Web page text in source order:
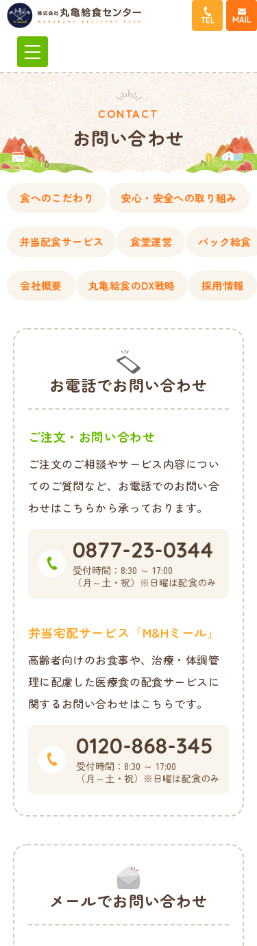
コ
ン
キ
ッ
プ
TEL MAIL
CONTACT
お問い合わせ
食へのこだわり 安心・安全への取り組み
弁当配食サービス 食堂運営 パック給食
会社概要 丸亀給食のDX戦略 採用情報
お電話でお問い合わせ
ご注文・お問い合わせ
ご注文のご相談やサービス内容につい
てのご質問など、お電話でのお問い合
わせはこちらから承っております。
0877-23-0344
受付時間： 8:30 ～ 17:00
（月～土・祝） ※日曜は配食のみ
弁当宅配サービス「M&Hミール」
高齢者向けのお食事や、治療・体調管
理に配慮した医療食の配食サービスに
関するお問い合わせはこちらです。
0120-868-345
受付時間： 8:30 ～ 17:00
（月～土・祝） ※日曜は配食のみ
メールでお問い合わせ